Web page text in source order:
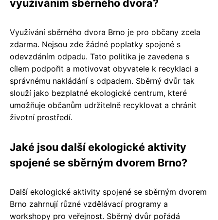
využíváním sběrného dvora?
Využívání sběrného dvora Brno je pro občany zcela
zdarma. Nejsou zde žádné poplatky spojené s
odevzdáním odpadu. Tato politika je zavedena s
cílem podpořit a motivovat obyvatele k recyklaci a
správnému nakládání s odpadem. Sběrný dvůr tak
slouží jako bezplatné ekologické centrum, které
umožňuje občanům udržitelně recyklovat a chránit
životní prostředí.
Jaké jsou další ekologické aktivity
spojené se sběrným dvorem Brno?
Další ekologické aktivity spojené se sběrným dvorem
Brno zahrnují různé vzdělávací programy a
workshopy pro veřejnost. Sběrný dvůr pořádá